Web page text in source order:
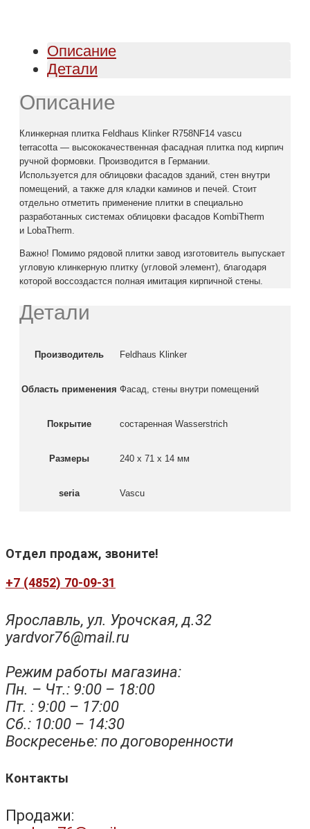
Описание
Детали
Описание
Клинкерная плитка Feldhaus Klinker R758NF14 vascu
terracotta — высококачественная фасадная плитка под кирпич
ручной формовки. Производится в Германии.
Используется для облицовки фасадов зданий, стен внутри
помещений, а также для кладки каминов и печей. Стоит
отдельно отметить применение плитки в специально
разработанных системах облицовки фасадов KombiTherm
и LobaTherm.
Важно! Помимо рядовой плитки завод изготовитель выпускает
угловую клинкерную плитку (угловой элемент), благодаря
которой воссоздастся полная имитация кирпичной стены.
Детали
Производитель Feldhaus Klinker
Область применения Фасад, стены внутри помещений
Покрытие состаренная Wasserstrich
Размеры 240 х 71 х 14 мм
seria Vascu
Отдел продаж, звоните!
+7 (4852) 70-09-31
Ярославль, ул. Урочская, д.32
yardvor76@mail.ru
Режим работы магазина:
Пн. – Чт.: 9:00 – 18:00
Пт. : 9:00 – 17:00
Сб.: 10:00 – 14:30
Воскресенье: по договоренности
Контакты
Продажи: